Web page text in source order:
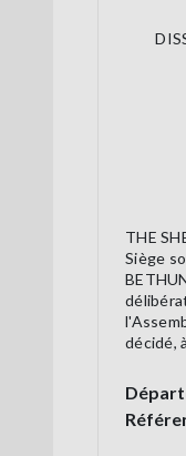
THE
Siège
décidé,